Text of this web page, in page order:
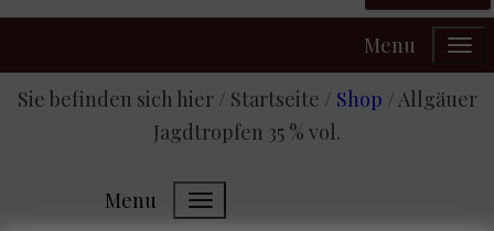
Menu
Sie befinden sich hier / Startseite / Shop /Allgäuer
Jagdtropfen 35 % vol.
Menu